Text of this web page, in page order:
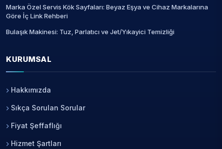
Marka Özel Servis Kök Sayfaları: Beyaz Eşya ve Cihaz Markalarına
Göre İç Link Rehberi
Bulaşık Makinesi: Tuz, Parlatıcı ve Jet/Yıkayici Temizliği
KURUMSAL
Hakkımızda
Sıkça Sorulan Sorular
Fiyat Şeffaflığı
Hizmet Şartları